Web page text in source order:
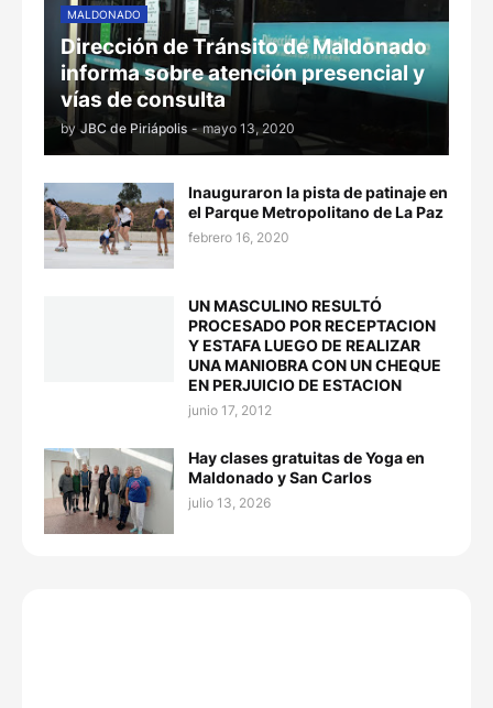
MALDONADO
Dirección de Tránsito de Maldonado
informa sobre atención presencial y
vías de consulta
by JBC de Piriápolis - mayo 13, 2020
Inauguraron la pista de patinaje en
el Parque Metropolitano de La Paz
febrero 16, 2020
UN MASCULINO RESULTÓ
PROCESADO POR RECEPTACION
Y ESTAFA LUEGO DE REALIZAR
UNA MANIOBRA CON UN CHEQUE
EN PERJUICIO DE ESTACION
junio 17, 2012
Hay clases gratuitas de Yoga en
Maldonado y San Carlos
julio 13, 2026